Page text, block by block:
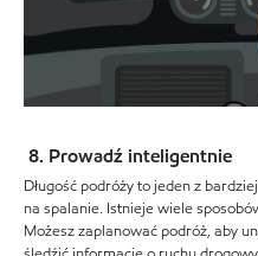
8. Prowadź inteligentnie
Długość podróży to jeden z
na spalanie. Istnieje wiele
Możesz zaplanować podróż, aby